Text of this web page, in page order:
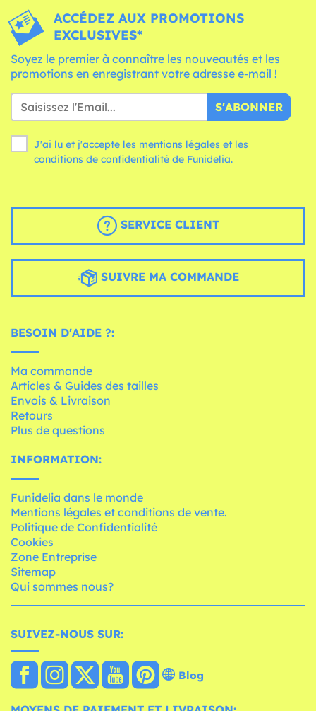
ACCÉDEZ AUX PROMOTIONS
EXCLUSIVES*
Soyez le premier à connaître les nouveautés et les
promotions en enregistrant votre adresse e-mail !
S'ABONNER
J'ai lu et j'accepte les mentions légales et les
conditions de confidentialité de Funidelia.
SERVICE CLIENT
SUIVRE MA COMMANDE
BESOIN D'AIDE ?:
Ma commande
Articles & Guides des tailles
Envois & Livraison
Retours
Plus de questions
INFORMATION:
Funidelia dans le monde
Mentions légales et conditions de vente.
Politique de Confidentialité
Cookies
Zone Entreprise
Sitemap
Qui sommes nous?
SUIVEZ-NOUS SUR:
Blog